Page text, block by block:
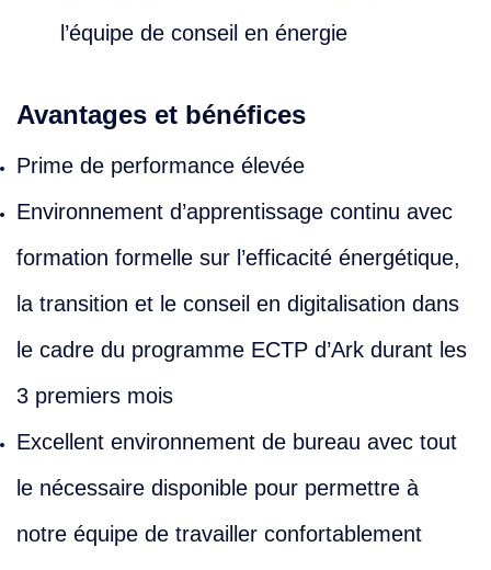
l’équipe de conseil en énergie
Avantages et bénéfices
Prime de performance élevée
Environnement d’apprentissage continu avec
formation formelle sur l’efficacité énergétique,
la transition et le conseil en digitalisation dans
le cadre du programme ECTP d’Ark durant les
3 premiers mois
Excellent environnement de bureau avec tout
le nécessaire disponible pour permettre à
notre équipe de travailler confortablement